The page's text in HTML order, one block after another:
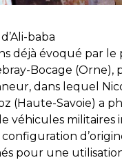
baba
déjà évoqué par le
Bocage (Orne),
dans lequel
(Haute-Savoie) a
véhicules militaires
pour une